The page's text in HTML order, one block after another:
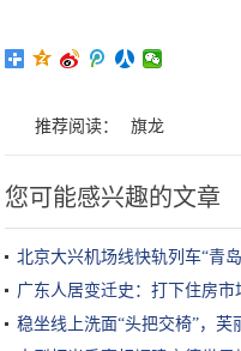
推荐阅读： 旗龙
您可能感兴趣的文章
北京大兴机场线快轨列车“青
广东人居变迁史：打下住房
稳坐线上洗面“头把交椅”，芙